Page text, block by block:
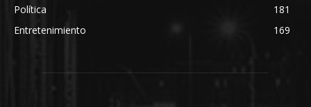
Política
181
Entretenimiento
169